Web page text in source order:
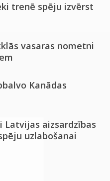
trenē spēju izvērst
vasaras nometni
Kanādas
aizsardzības
uzlabošanai